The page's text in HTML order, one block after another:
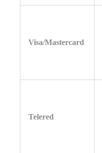
Visa/Mastercard
Telered